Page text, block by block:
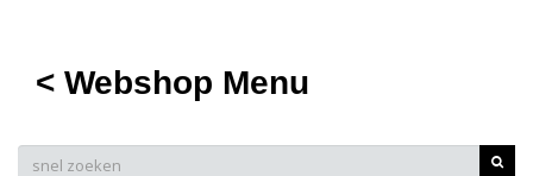
< Webshop Menu